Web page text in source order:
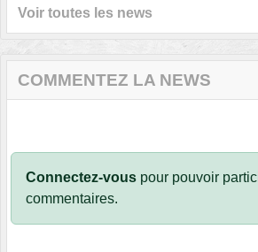
Voir toutes les news
COMMENTEZ LA NEWS
Connectez-vous pour pouvoir
commentaires.